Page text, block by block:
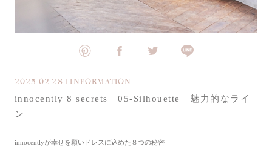
2025.02.28 | INFORMATION
innocently 8 secrets 05-Silhouette 魅力的なライ
ン
innocentlyが幸せを願いドレスに込めた８つの秘密